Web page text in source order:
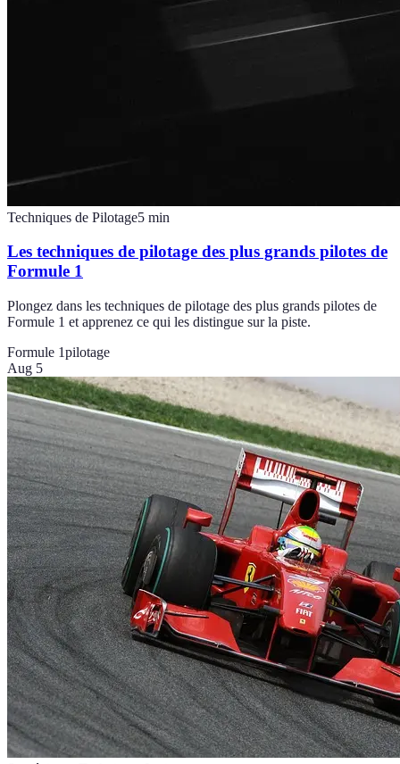
Techniques de Pilotage5 min
Les techniques de pilotage des plus grands pilotes de
Formule 1
Plongez dans les techniques de pilotage des plus grands pilotes de
Formule 1 et apprenez ce qui les distingue sur la piste.
Formule 1pilotage
Aug 5